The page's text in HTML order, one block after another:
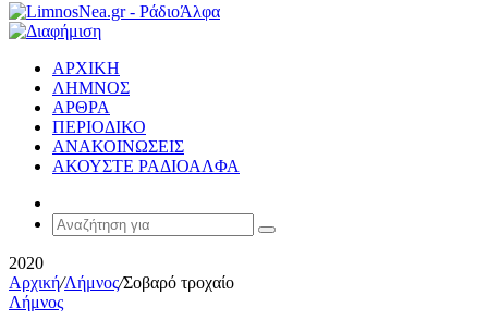
ΑΡΧΙΚΗ
ΛΗΜΝΟΣ
ΑΡΘΡΑ
ΠΕΡΙΟΔΙΚΟ
ΑΝΑΚΟΙΝΩΣΕΙΣ
ΑΚΟΥΣΤΕ ΡΑΔΙΟΑΛΦΑ
Article
Αναζήτηση
2020
Αρχική/Λήμνος/Σοβαρό τροχαίο
Λήμνος